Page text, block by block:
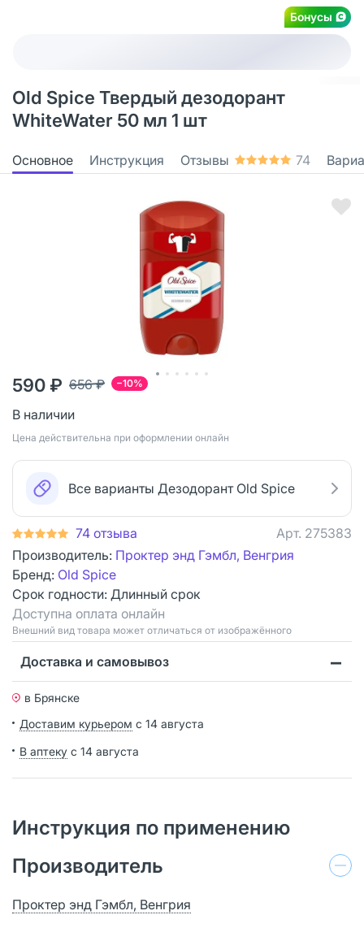
Бонусы
Old Spice Твердый дезодорант
WhiteWater 50 мл 1 шт
Основное Инструкция Отзывы 74
−10%
656 ₽
590 ₽
В наличии
Цена действительна при оформлении онлайн
Все варианты Дезодорант Old Spice
74 отзыва Арт. 275383
Производитель: Проктер энд Гэмбл, Венгрия
Бренд: Old Spice
Срок годности: Длинный срок
Доступна оплата онлайн
Bнешний вид товара может отличаться от изображённого
Доставка и самовывоз
в Брянске
Доставим курьером с 14 августа
В аптеку с 14 августа
Инструкция по применению
Производитель
Проктер энд Гэмбл, Венгрия